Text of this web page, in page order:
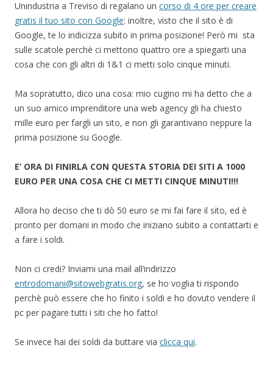
Unindustria a Treviso di regalano un corso di 4 ore per creare
gratis il tuo sito con Google: inoltre, visto che il sito è di
Google, te lo indicizza subito in prima posizione! Però mi sta
sulle scatole perchè ci mettono quattro ore a spiegarti una
cosa che con gli altri di 1&1 ci metti solo cinque minuti.
Ma sopratutto, dico una cosa: mio cugino mi ha detto che a
un suo amico imprenditore una web agency gli ha chiesto
mille euro per fargli un sito, e non gli garantivano neppure la
prima posizione su Google.
E’ ORA DI FINIRLA CON QUESTA STORIA DEI SITI A 1000
EURO PER UNA COSA CHE CI METTI CINQUE MINUTI!!!
Allora ho deciso che ti dò 50 euro se mi fai fare il sito, ed è
pronto per domani in modo che iniziano subito a contattarti e
a fare i soldi.
Non ci credi? Inviami una mail all’indirizzo
entrodomani@sitowebgratis.org, se ho voglia ti rispondo
perchè può essere che ho finito i soldi e ho dovuto vendere il
pc per pagare tutti i siti che ho fatto!
Se invece hai dei soldi da buttare via clicca qui.